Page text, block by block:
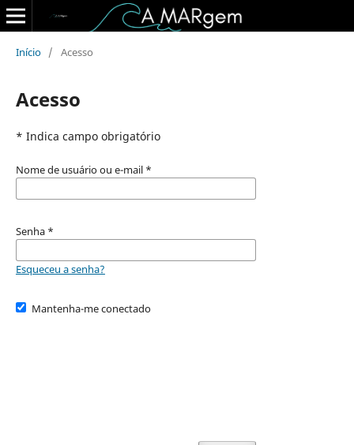
Início / Acesso
Acesso
* Indica campo obrigatório
Nome de usuário ou e-mail *
Senha *
Esqueceu a senha?
Mantenha-me conectado